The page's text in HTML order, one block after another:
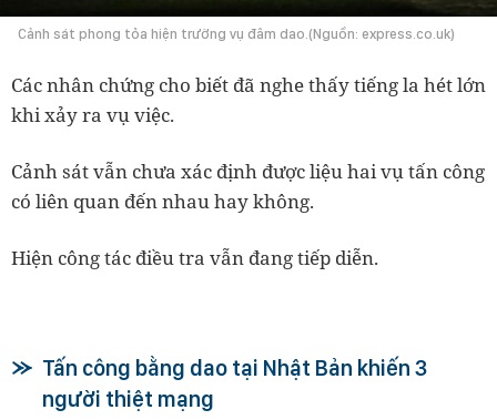
Cảnh sát phong tỏa hiện trường vụ đâm dao.(Nguồn: express.co.uk)
Các nhân chứng cho biết đã nghe thấy tiếng la hét lớn
khi xảy ra vụ việc.
Cảnh sát vẫn chưa xác định được liệu hai vụ tấn công
có liên quan đến nhau hay không.
Hiện công tác điều tra vẫn đang tiếp diễn.
Tấn công bằng dao tại Nhật Bản khiến 3
người thiệt mạng